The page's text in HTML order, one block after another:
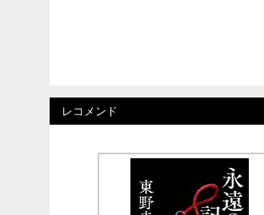
レコメンド